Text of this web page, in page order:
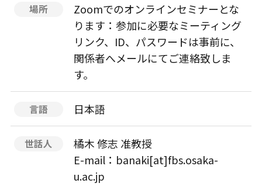
場所
Zoomでのオンラインセミナーとな
ります：参加に必要なミーティング
リンク、ID、パスワードは事前に、
関係者へメールにてご連絡致しま
す。
言語 日本語
世話人
橘木 修志 准教授
E-mail：banaki[at]fbs.osaka-
u.ac.jp